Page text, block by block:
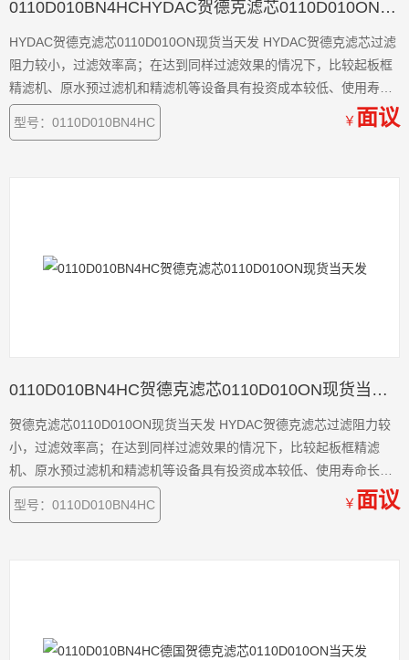
0110D010BN4HCHYDAC贺德克滤芯0110D010ON现货当天发
HYDAC贺德克滤芯0110D010ON现货当天发 HYDAC贺德克滤芯过滤
阻力较小，过滤效率高；在达到同样过滤效果的情况下，比较起板框
精滤机、原水预过滤机和精滤机等设备具有投资成本较低、使用寿命
长和过滤成本低等优点
型号：0110D010BN4HC
￥ 面议
0110D010BN4HC贺德克滤芯0110D010ON现货当天发
贺德克滤芯0110D010ON现货当天发 HYDAC贺德克滤芯过滤阻力较
小，过滤效率高；在达到同样过滤效果的情况下，比较起板框精滤
机、原水预过滤机和精滤机等设备具有投资成本较低、使用寿命长和
过滤成本低等优点
型号：0110D010BN4HC
￥ 面议